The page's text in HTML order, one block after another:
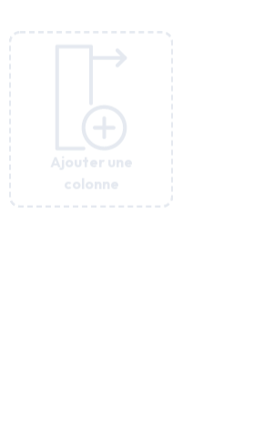
Ajouter une
colonne
Ajouter une
colonne
Ajouter une
colonne
Ajouter une
colonne
Ajouter une
colonne
Ajouter une
colonne